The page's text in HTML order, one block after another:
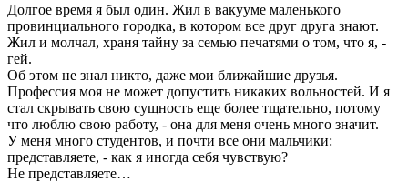
Долгое время я был один. Жил в вакууме маленького
провинциального городка, в котором все друг друга знают.
Жил и молчал, храня тайну за семью печатями о том, что я, -
гей.
Об этом не знал никто, даже мои ближайшие друзья.
Профессия моя не может допустить никаких вольностей. И я
стал скрывать свою сущность еще более тщательно, потому
что люблю свою работу, - она для меня очень много значит.
У меня много студентов, и почти все они мальчики:
представляете, - как я иногда себя чувствую?
Не представляете…